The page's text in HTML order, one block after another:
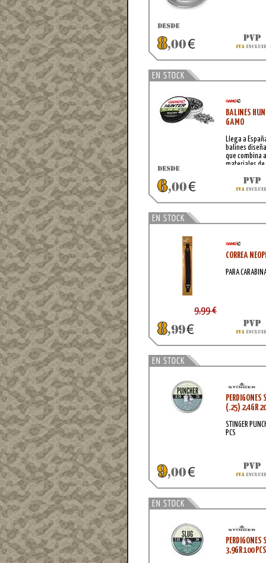
BALINES
GAMO
Llega a
balines
que combina
materiales
CORREA
PARA
9,99 €
(.25) 2,4GR
STINGER
PCS
3,9GR 100 PCS